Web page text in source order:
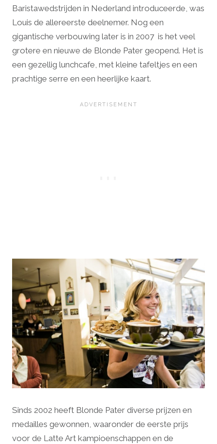
Baristawedstrijden in Nederland introduceerde, was
Louis de allereerste deelnemer. Nog een
gigantische verbouwing later is in 2007 is het veel
grotere en nieuwe de Blonde Pater geopend. Het is
een gezellig lunchcafe, met kleine tafeltjes en een
prachtige serre en een heerlijke kaart.
Sinds 2002 heeft Blonde Pater diverse prijzen en
medailles gewonnen, waaronder de eerste prijs
voor de Latte Art kampioenschappen en de